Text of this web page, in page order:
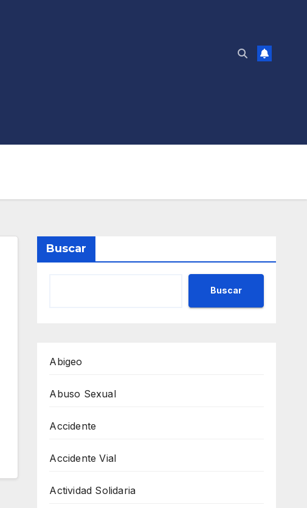
Buscar
Buscar
Abigeo
Abuso Sexual
Accidente
Accidente Vial
Actividad Solidaria